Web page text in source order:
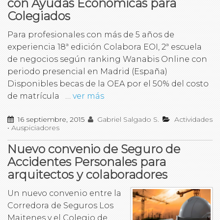
con Ayudas Económicas para
Colegiados
Para profesionales con más de 5 años de
experiencia 18ª edición Colabora EOI, 2ª escuela
de negocios según ranking Wanabis Online con
periodo presencial en Madrid (España)
Disponibles becas de la OEA por el 50% del costo
de matrícula … ver más
16 septiembre, 2015 Gabriel Salgado S.
Actividades
• Auspiciadores
Nuevo convenio de Seguro de
Accidentes Personales para
arquitectos y colaboradores
Un nuevo convenio entre la
Corredora de Seguros Los
Maitenes y el Colegio de